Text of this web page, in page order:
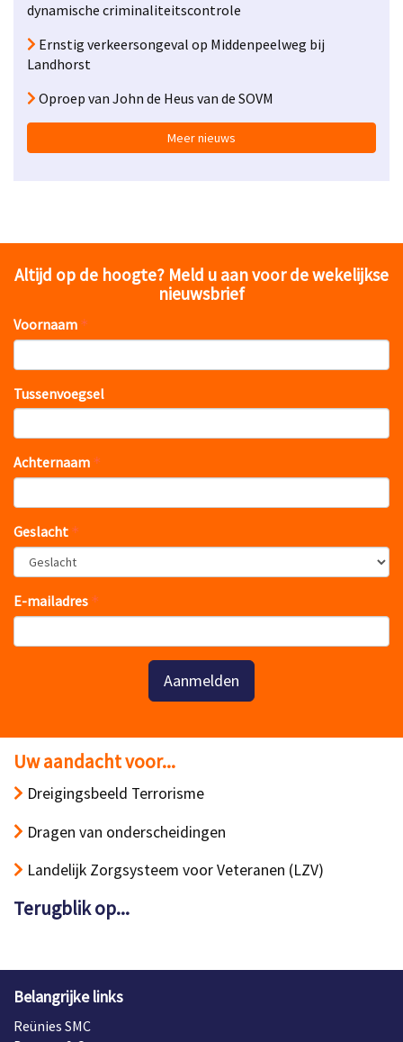
dynamische criminaliteitscontrole
Ernstig verkeersongeval op Middenpeelweg bij
Landhorst
Oproep van John de Heus van de SOVM
Meer nieuws
Altijd op de hoogte? Meld u aan voor de wekelijkse
nieuwsbrief
Voornaam
Tussenvoegsel
Achternaam
Geslacht
E-mailadres
Aanmelden
Uw aandacht voor...
Dreigingsbeeld Terrorisme
Dragen van onderscheidingen
Landelijk Zorgsysteem voor Veteranen (LZV)
Terugblik op...
Belangrijke links
Reünies SMC